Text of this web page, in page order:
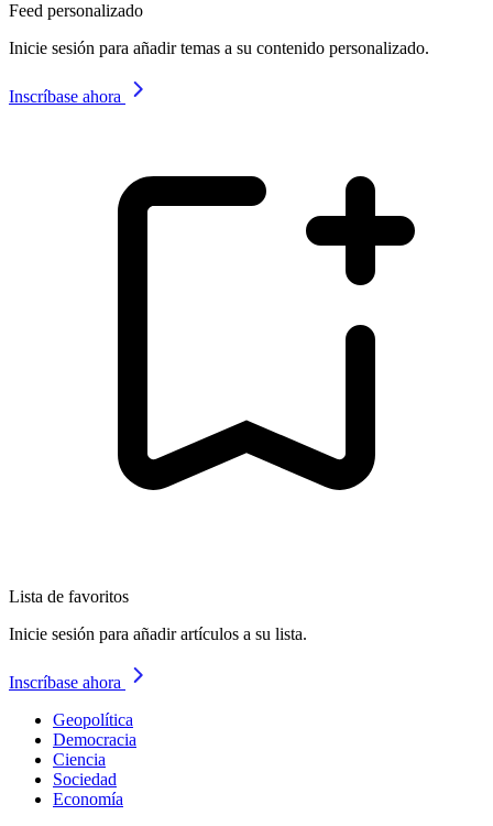
Feed personalizado
Inicie sesión para añadir temas a su contenido personalizado.
Inscríbase ahora
Lista de favoritos
Inicie sesión para añadir artículos a su lista.
Inscríbase ahora
Geopolítica
Democracia
Ciencia
Sociedad
Economía